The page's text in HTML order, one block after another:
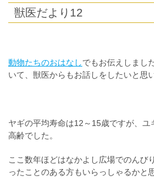
獣医だより12
動物たちのおはなしでもお伝えしまし
いて、獣医からもお話しをしたいと思
ヤギの平均寿命は12～15歳ですが、
高齢でした。
ここ数年ほどはなかよし広場でのんび
ったことのある方もいらっしゃるかと